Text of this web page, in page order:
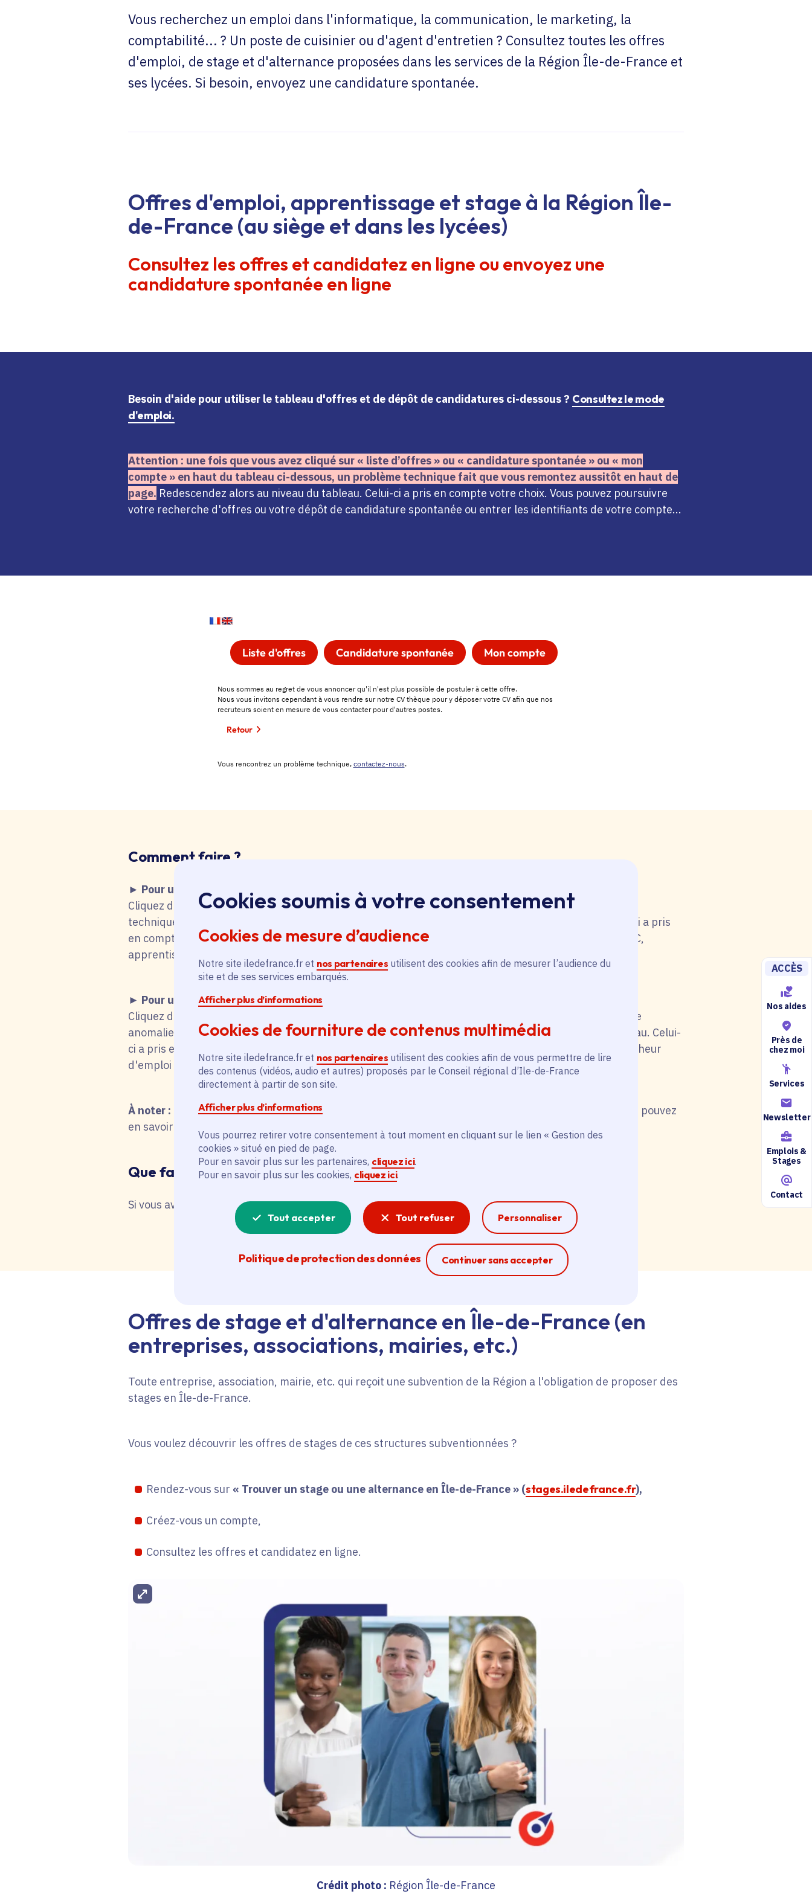
Cookies soumis à votre consentement
Cookies de mesure d’audience
Notre site iledefrance.fr et nos partenaires utilisent des cookies afin de mesurer l’audience du
site et de ses services embarqués.
Afficher plus d’informations
Cookies de fourniture de contenus multimédia
Notre site iledefrance.fr et nos partenaires utilisent des cookies afin de vous permettre de lire
des contenus (vidéos, audio et autres) proposés par le Conseil régional d’Ile-de-France
directement à partir de son site.
Afficher plus d’informations
Vous pourrez retirer votre consentement à tout moment en cliquant sur le lien « Gestion des
cookies » situé en pied de page.
Pour en savoir plus sur les partenaires, cliquez ici.
Pour en savoir plus sur les cookies, cliquez ici.
Tout accepter Tout refuser Personnaliser
Politique de protection des données Continuer sans accepter
Ferme la modale
ACCÈS
Nos aides
Près de
chez moi
Services
Newsletter
Emplois &
Stages
Contact
Vous recherchez un emploi dans l'informatique, la communication, le marketing, la
comptabilité... ? Un poste de cuisinier ou d'agent d'entretien ? Consultez toutes les offres
d'emploi, de stage et d'alternance proposées dans les services de la Région Île-de-France et
ses lycées. Si besoin, envoyez une candidature spontanée.
Offres d'emploi, apprentissage et stage à la Région Île-
de-France (au siège et dans les lycées)
Consultez les offres et candidatez en ligne ou envoyez une
candidature spontanée en ligne
Besoin d'aide pour utiliser le tableau d'offres et de dépôt de candidatures ci-dessous ? Consultez le mode
d'emploi.
Attention : une fois que vous avez cliqué sur « liste d’offres » ou « candidature spontanée » ou « mon
compte » en haut du tableau ci-dessous, un problème technique fait que vous remontez aussitôt en haut de
page. Redescendez alors au niveau du tableau. Celui-ci a pris en compte votre choix. Vous pouvez poursuivre
votre recherche d'offres ou votre dépôt de candidature spontanée ou entrer les identifiants de votre compte...
Comment faire ?
► Pour une recherche d'emploi, apprentissage, stage
Cliquez dans le tableau ci-dessus sur le bouton « Liste d'offres » pour qu'il soit en rouge. Une anomalie
technique fait que vous remontez aussitôt en haut de page. Redescendez au niveau du tableau. Celui-ci a pris
en compte votre choix. Vous pouvez alors faire une recherche par catégorie (emploi de catégorie A/B/C,
apprentissage, stage), mot-clé, filière et département (75, 77, 78, 91, 92, 93, 94, 95).
► Pour une candidature spontanée
Cliquez dans le tableau ci-dessus sur le bouton « Candidature spontanée » pour qu'il soit en rouge. Une
anomalie technique fait que vous remontez aussitôt en haut de page. Redescendez au niveau du tableau. Celui-
ci a pris en compte votre choix. Vous pouvez alors sélectionner siège ou lycées et votre situation (chercheur
d'emploi titulaire de la fonction publique ou non, apprenti, stagiaire) et candidatez.
À noter :
pour une recherche d'emploi au siège de la Région ou dans les lycées, avant de postuler, vous pouvez
en savoir plus en interrogeant nos agents Ambassadeurs.
Que faire en cas de problème technique ?
Si vous avez besoin d'une assistance technique, écrivez-nous en utilisantle formulaire accessible ici.
Offres de stage et d'alternance en Île-de-France (en
entreprises, associations, mairies, etc.)
Toute entreprise, association, mairie, etc. qui reçoit une subvention de la Région a l'obligation de proposer des
stages en Île-de-France.
Vous voulez découvrir les offres de stages de ces structures subventionnées ?
Rendez-vous sur « Trouver un stage ou une alternance en Île-de-France » (stages.iledefrance.fr),
Créez-vous un compte,
Consultez les offres et candidatez en ligne.
Agrandir l'image
Crédit photo : Région Île-de-France